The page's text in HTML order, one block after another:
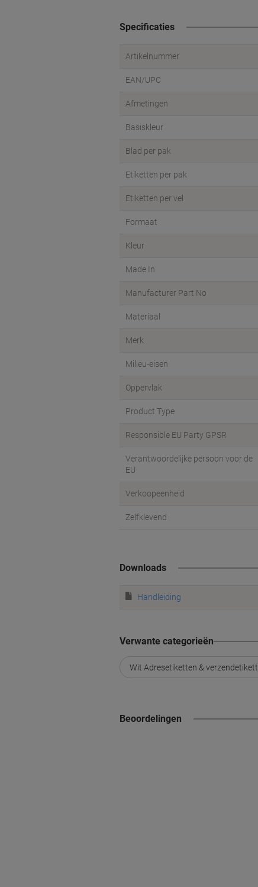
Specificaties
Artikelnummer
EAN/UPC
Afmetingen
Basiskleur
Blad per pak
Etiketten per pak
Etiketten per vel
Formaat
Kleur
Made In
Manufacturer Part No
Materiaal
Merk
Milieu-eisen
Oppervlak
Product Type
Responsible EU Party GPSR
Verantwoordelijke persoon voor de
EU
Verkoopeenheid
Zelfklevend
Downloads
Handleiding
Verwante categorieën
Wit Adresetiketten &
Beoordelingen